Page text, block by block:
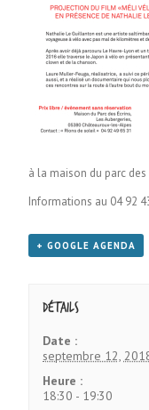
à la maison du parc
Informations au 04 92
+ GOOGLE AGENDA
Détails
Date :
septembre 12,
Heure :
18:30 - 19:30